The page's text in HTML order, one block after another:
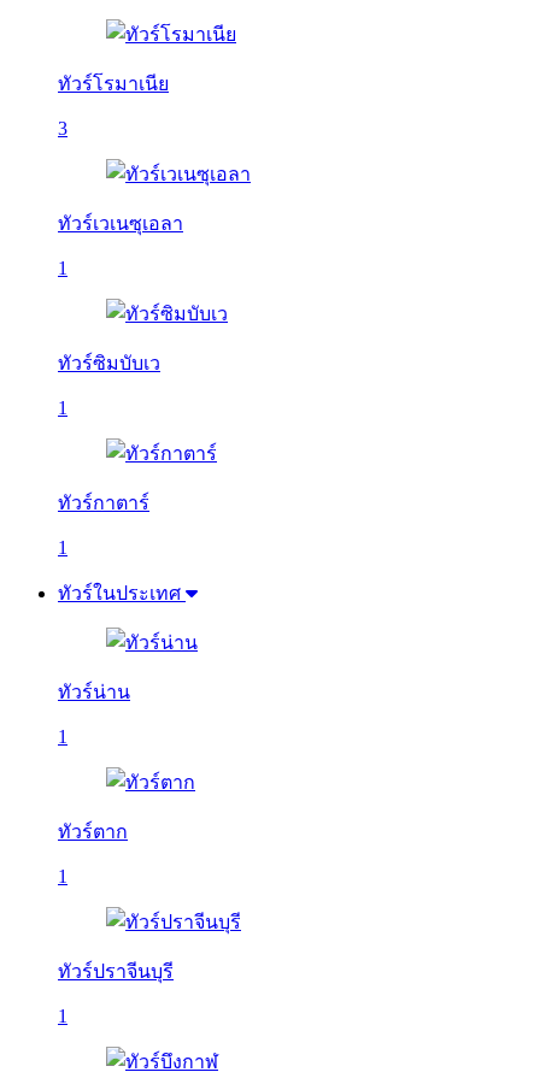
ทัวร์โรมาเนีย
3
ทัวร์เวเนซุเอลา
1
ทัวร์ซิมบับเว
1
ทัวร์กาตาร์
1
ทัวร์ในประเทศ
ทัวร์น่าน
1
ทัวร์ตาก
1
ทัวร์ปราจีนบุรี
1